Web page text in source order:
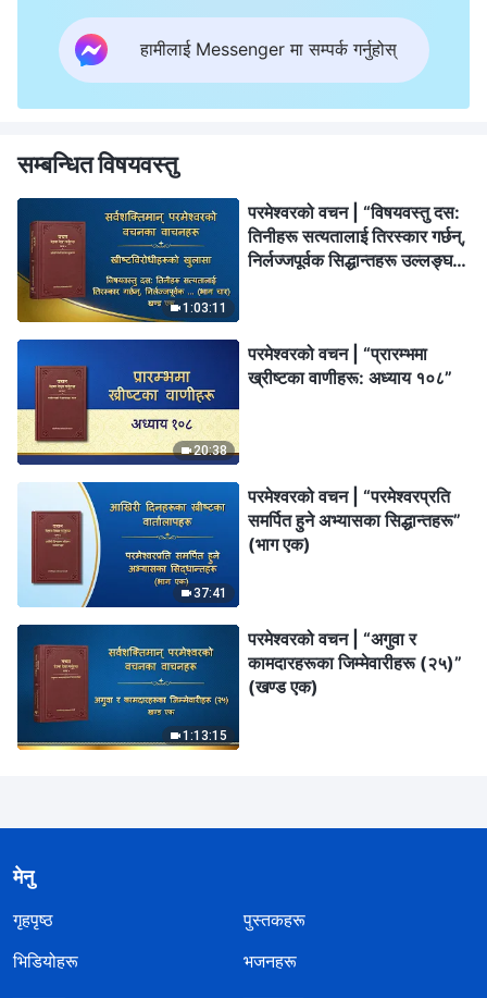
हामीलाई Messenger मा सम्पर्क गर्नुहोस्
सम्बन्धित विषयवस्तु
1:03:11
परमेश्‍वरको वचन | “विषयवस्तु दस:
तिनीहरू सत्यतालाई तिरस्कार गर्छन्,
निर्लज्जपूर्वक सिद्धान्तहरू उल्लङ्घन
20:38
परमेश्‍वरको वचन | “प्रारम्‍भमा
ख्रीष्‍टका वाणीहरू: अध्याय १०८”
37:41
परमेश्‍वरको वचन | “परमेश्‍वरप्रति
समर्पित हुने अभ्यासका सिद्धान्तहरू”
(भाग एक)
1:13:15
परमेश्‍वरको वचन | “अगुवा र
कामदारहरूका जिम्‍मेवारीहरू (२५)”
(खण्ड एक)
मेनु
गृहपृष्ठ
पुस्तकहरू
भिडियोहरू
भजनहरू